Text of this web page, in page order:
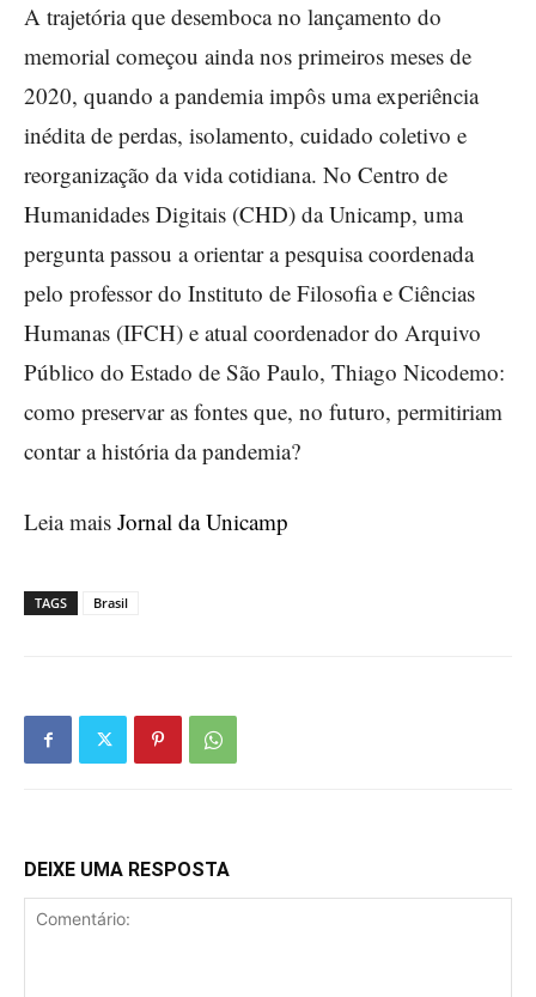
A trajetória que desemboca no lançamento do
memorial começou ainda nos primeiros meses de
2020, quando a pandemia impôs uma experiência
inédita de perdas, isolamento, cuidado coletivo e
reorganização da vida cotidiana. No Centro de
Humanidades Digitais (CHD) da Unicamp, uma
pergunta passou a orientar a pesquisa coordenada
pelo professor do Instituto de Filosofia e Ciências
Humanas (IFCH) e atual coordenador do Arquivo
Público do Estado de São Paulo, Thiago Nicodemo:
como preservar as fontes que, no futuro, permitiriam
contar a história da pandemia?
Leia mais Jornal da Unicamp
TAGS Brasil
DEIXE UMA RESPOSTA